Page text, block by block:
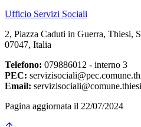
Ufficio Servizi Sociali
2, Piazza Caduti in Guerra, Thiesi,
07047, Italia
Telefono: 079886012 - interno 3
PEC:
Email:
Pagina aggiornata il 22/07/2024